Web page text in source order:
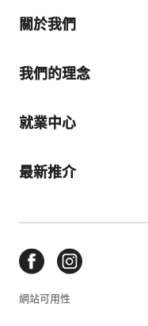
關於我們
我們的理念
就業中心
最新推介
網站可用性